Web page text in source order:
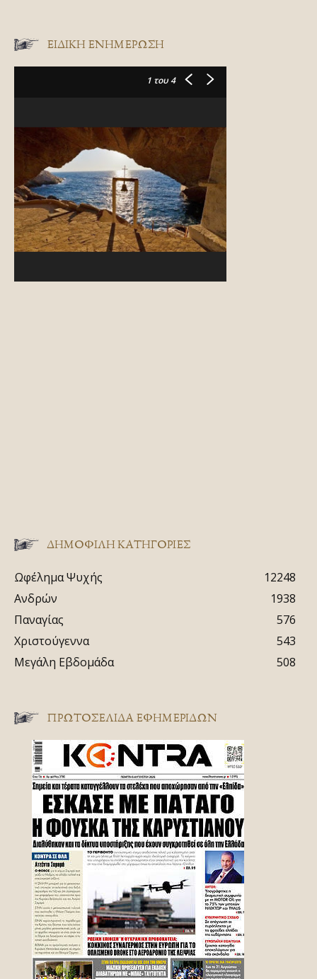
ΕΙΔΙΚΉ ΕΝΗΜΈΡΩΣΗ
1 του 4
ΔΗΜΟΦΙΛΗ ΚΑΤΗΓΟΡΙΕΣ
Ωφέλημα Ψυχής
12248
Ανδρών
1938
Παναγίας
576
Χριστούγεννα
543
Μεγάλη Εβδομάδα
508
ΠΡΩΤΟΣΈΛΙΔΑ ΕΦΗΜΕΡΊΔΩΝ